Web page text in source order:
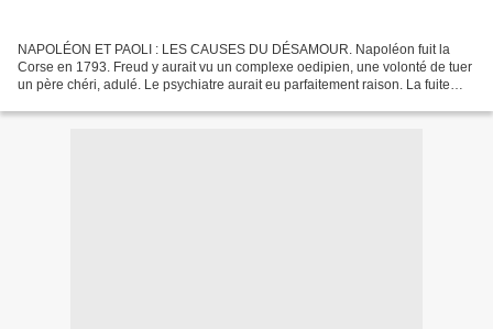
NAPOLÉON ET PAOLI : LES CAUSES DU DÉSAMOUR. Napoléon fuit la
Corse en 1793. Freud y aurait vu un complexe oedipien, une volonté de tuer
un père chéri, adulé. Le psychiatre aurait eu parfaitement raison. La fuite